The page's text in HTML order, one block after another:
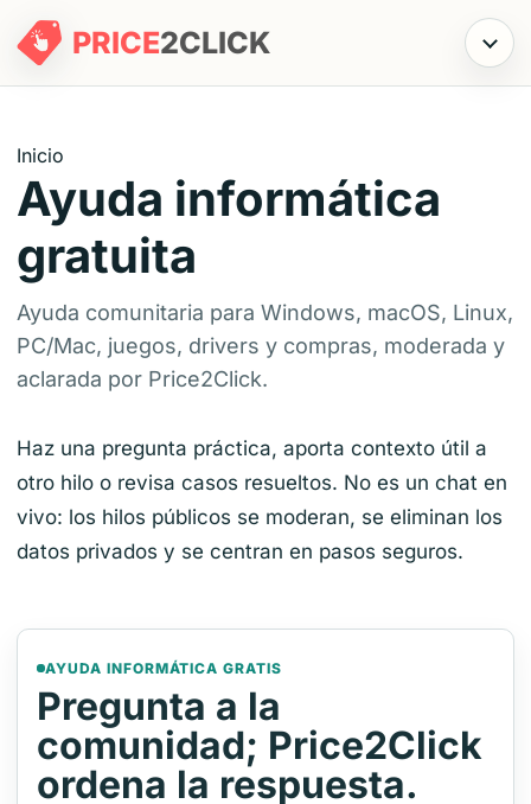
PRICE2CLICK Menú
Inicio
Ayuda informática
gratuita
Ayuda comunitaria para Windows, macOS, Linux,
PC/Mac, juegos, drivers y compras, moderada y
aclarada por Price2Click.
Haz una pregunta práctica, aporta contexto útil a
otro hilo o revisa casos resueltos. No es un chat en
vivo: los hilos públicos se moderan, se eliminan los
datos privados y se centran en pasos seguros.
AYUDA INFORMÁTICA GRATIS
Pregunta a la
comunidad; Price2Click
ordena la respuesta.